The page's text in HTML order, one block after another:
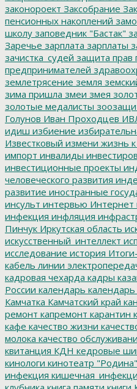
законороект Заксобрание
пенсионных накоплений
школу заповедник "Бастак"
Заречье зарплата зарплаты
зачистка_судей защита прав
предпринимателей
землетрясение земля
зима пришла змеи змея
золотые медалисты
Голунов Иван Проходцев
идиш избиение
Известковый измени жизнь
импорт инвалиды
инвестиционные проекты
человеческого развития
развитие иностранные
инсульт интервью Интернет
инфекция инфляция
Пинчук Иркутская область
искусственный_интеллект
исследование история
кабель линии
кадровая чехарда кадры
России календарь
Камчатка Камчатский край
ремонт капремонт карантин
кафе качество жизни
молока качество
квитанция КДН кедровые
кинологи кинотеатр "Родина"
инфекция